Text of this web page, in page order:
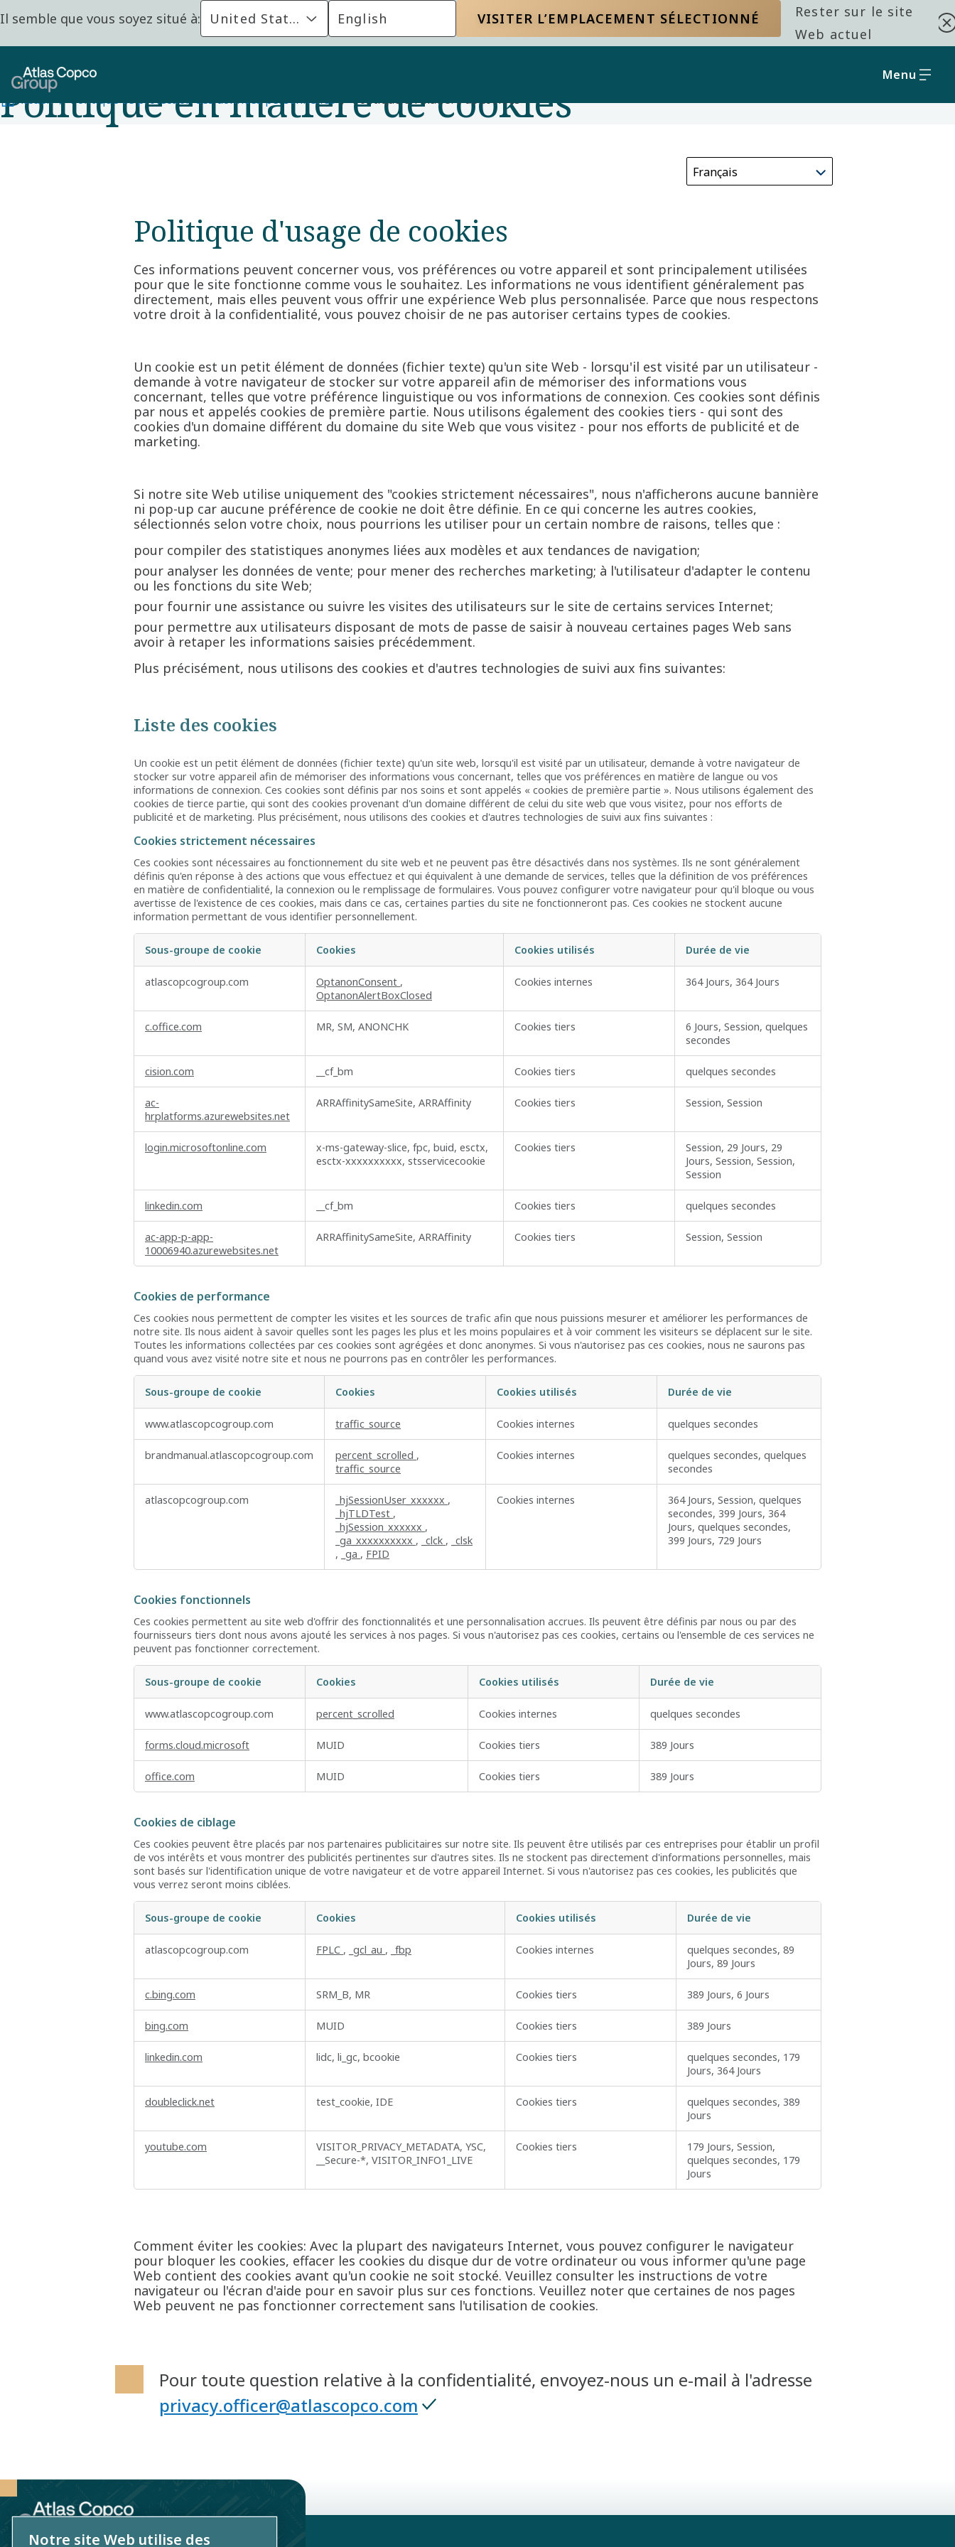
Il semble que vous soyez situé à: United States English VISITER L’EMPLACEMENT SÉLECTIONNÉ
Rester sur le site
Web actuel
Menu
Accueil
Politique de protection des données personnelles Politique en matière de cookies
Politique en matière de cookies
Politique d'usage de cookies
Ces informations peuvent concerner vous, vos préférences ou votre appareil et sont principalement utilisées
pour que le site fonctionne comme vous le souhaitez. Les informations ne vous identifient généralement pas
directement, mais elles peuvent vous offrir une expérience Web plus personnalisée. Parce que nous respectons
votre droit à la confidentialité, vous pouvez choisir de ne pas autoriser certains types de cookies.
Un cookie est un petit élément de données (fichier texte) qu'un site Web - lorsqu'il est visité par un utilisateur -
demande à votre navigateur de stocker sur votre appareil afin de mémoriser des informations vous
concernant, telles que votre préférence linguistique ou vos informations de connexion. Ces cookies sont définis
par nous et appelés cookies de première partie. Nous utilisons également des cookies tiers - qui sont des
cookies d'un domaine différent du domaine du site Web que vous visitez - pour nos efforts de publicité et de
marketing.
Si notre site Web utilise uniquement des "cookies strictement nécessaires", nous n'afficherons aucune bannière
ni pop-up car aucune préférence de cookie ne doit être définie. En ce qui concerne les autres cookies,
sélectionnés selon votre choix, nous pourrions les utiliser pour un certain nombre de raisons, telles que :
pour compiler des statistiques anonymes liées aux modèles et aux tendances de navigation;
pour analyser les données de vente; pour mener des recherches marketing; à l'utilisateur d'adapter le contenu
ou les fonctions du site Web;
pour fournir une assistance ou suivre les visites des utilisateurs sur le site de certains services Internet;
pour permettre aux utilisateurs disposant de mots de passe de saisir à nouveau certaines pages Web sans
avoir à retaper les informations saisies précédemment.
Plus précisément, nous utilisons des cookies et d'autres technologies de suivi aux fins suivantes:
Liste des cookies
Un cookie est un petit élément de données (fichier texte) qu'un site web, lorsqu'il est visité par un utilisateur, demande à votre navigateur de
stocker sur votre appareil afin de mémoriser des informations vous concernant, telles que vos préférences en matière de langue ou vos
informations de connexion. Ces cookies sont définis par nos soins et sont appelés « cookies de première partie ». Nous utilisons également des
cookies de tierce partie, qui sont des cookies provenant d'un domaine différent de celui du site web que vous visitez, pour nos efforts de
publicité et de marketing. Plus précisément, nous utilisons des cookies et d'autres technologies de suivi aux fins suivantes :
Cookies strictement nécessaires
Ces cookies sont nécessaires au fonctionnement du site web et ne peuvent pas être désactivés dans nos systèmes. Ils ne sont généralement
définis qu'en réponse à des actions que vous effectuez et qui équivalent à une demande de services, telles que la définition de vos préférences
en matière de confidentialité, la connexion ou le remplissage de formulaires. Vous pouvez configurer votre navigateur pour qu'il bloque ou vous
avertisse de l'existence de ces cookies, mais dans ce cas, certaines parties du site ne fonctionneront pas. Ces cookies ne stockent aucune
information permettant de vous identifier personnellement.
Cookies
strictement
nécessaires
Sous-groupe de cookie Cookies Cookies utilisés Durée de vie
atlascopcogroup.com OptanonConsent ,
OptanonAlertBoxClosed
Cookies internes 364 Jours, 364 Jours
c.office.com MR, SM, ANONCHK Cookies tiers
6 Jours, Session, quelques
secondes
cision.com __cf_bm Cookies tiers quelques secondes
ac-
hrplatforms.azurewebsites.net
ARRAffinitySameSite, ARRAffinity Cookies tiers Session, Session
login.microsoftonline.com
x-ms-gateway-slice, fpc, buid, esctx,
esctx-xxxxxxxxxx, stsservicecookie
Cookies tiers
Session, 29 Jours, 29
Jours, Session, Session,
Session
linkedin.com __cf_bm Cookies tiers quelques secondes
ac-app-p-app-
10006940.azurewebsites.net
ARRAffinitySameSite, ARRAffinity Cookies tiers Session, Session
Cookies de performance
Ces cookies nous permettent de compter les visites et les sources de trafic afin que nous puissions mesurer et améliorer les performances de
notre site. Ils nous aident à savoir quelles sont les pages les plus et les moins populaires et à voir comment les visiteurs se déplacent sur le site.
Toutes les informations collectées par ces cookies sont agrégées et donc anonymes. Si vous n'autorisez pas ces cookies, nous ne saurons pas
quand vous avez visité notre site et nous ne pourrons pas en contrôler les performances.
performance
Sous-groupe de cookie Cookies Cookies utilisés Durée de vie
www.atlascopcogroup.com traffic_source Cookies internes quelques secondes
brandmanual.atlascopcogroup.com percent_scrolled ,
traffic_source
Cookies internes
quelques secondes, quelques
secondes
atlascopcogroup.com _hjSessionUser_xxxxxx ,
_hjTLDTest ,
_hjSession_xxxxxx ,
_ga_xxxxxxxxxx , _clck , _clsk
, _ga , FPID
Cookies internes
364 Jours, Session, quelques
secondes, 399 Jours, 364
Jours, quelques secondes,
399 Jours, 729 Jours
Cookies fonctionnels
Ces cookies permettent au site web d'offrir des fonctionnalités et une personnalisation accrues. Ils peuvent être définis par nous ou par des
fournisseurs tiers dont nous avons ajouté les services à nos pages. Si vous n'autorisez pas ces cookies, certains ou l'ensemble de ces services ne
peuvent pas fonctionner correctement.
Sous-groupe de cookie Cookies Cookies utilisés Durée de vie
www.atlascopcogroup.com percent_scrolled Cookies internes quelques secondes
forms.cloud.microsoft MUID Cookies tiers 389 Jours
office.com MUID Cookies tiers 389 Jours
Cookies de ciblage
Ces cookies peuvent être placés par nos partenaires publicitaires sur notre site. Ils peuvent être utilisés par ces entreprises pour établir un profil
de vos intérêts et vous montrer des publicités pertinentes sur d'autres sites. Ils ne stockent pas directement d'informations personnelles, mais
sont basés sur l'identification unique de votre navigateur et de votre appareil Internet. Si vous n'autorisez pas ces cookies, les publicités que
vous verrez seront moins ciblées.
Cookies
ciblage
Sous-groupe de cookie Cookies Cookies utilisés Durée de vie
atlascopcogroup.com FPLC , _gcl_au , _fbp Cookies internes
quelques secondes, 89
Jours, 89 Jours
c.bing.com SRM_B, MR Cookies tiers 389 Jours, 6 Jours
bing.com MUID Cookies tiers 389 Jours
linkedin.com lidc, li_gc, bcookie Cookies tiers
quelques secondes, 179
Jours, 364 Jours
doubleclick.net test_cookie, IDE Cookies tiers
quelques secondes, 389
Jours
youtube.com
VISITOR_PRIVACY_METADATA, YSC,
__Secure-*, VISITOR_INFO1_LIVE
Cookies tiers
179 Jours, Session,
quelques secondes, 179
Jours
Comment éviter les cookies: Avec la plupart des navigateurs Internet, vous pouvez configurer le navigateur
pour bloquer les cookies, effacer les cookies du disque dur de votre ordinateur ou vous informer qu'une page
Web contient des cookies avant qu'un cookie ne soit stocké. Veuillez consulter les instructions de votre
navigateur ou l'écran d'aide pour en savoir plus sur ces fonctions. Veuillez noter que certaines de nos pages
Web peuvent ne pas fonctionner correctement sans l'utilisation de cookies.
Pour toute question relative à la confidentialité, envoyez-nous un e-mail à l'adresse
privacy.officer@atlascopco.com
Notre site Web utilise des